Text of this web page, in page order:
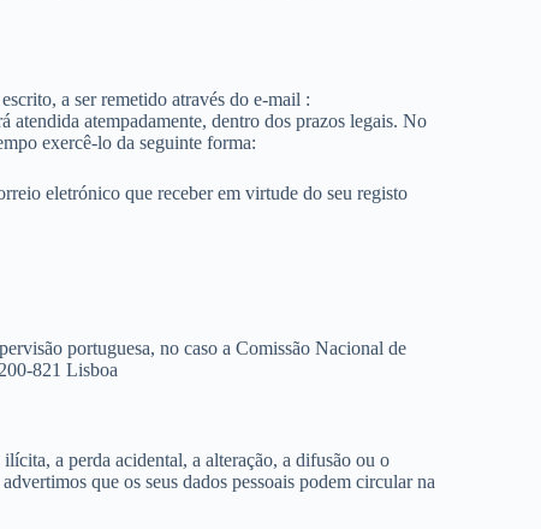
a ser remetido através do e-mail :
atendida atempadamente, dentro dos prazos legais. No
exercê-lo da seguinte forma:
eletrónico que receber em virtude do seu registo
portuguesa, no caso a Comissão Nacional de
821 Lisboa
a perda acidental, a alteração, a difusão ou o
que os seus dados pessoais podem circular na